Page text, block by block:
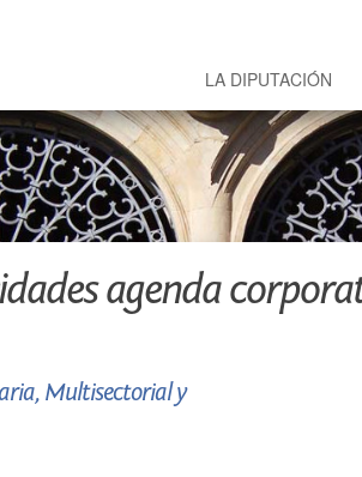
LA DIPUTACIÓN
agenda
Multisectorial y